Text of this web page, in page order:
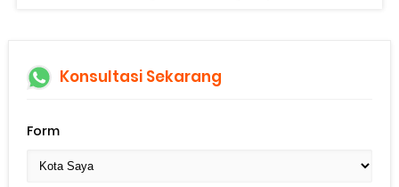
Konsultasi Sekarang
Form